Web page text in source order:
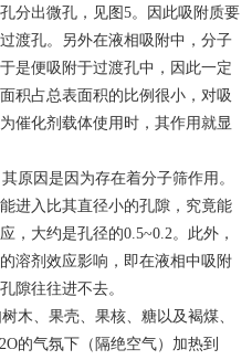
分出微孔，见图5。因此吸附质要
渡孔。另外在液相吸附中，分子
是便吸附于过渡孔中，因此一定
积占总表面积的比例很小，对吸
催化剂载体使用时，其作用就显
原因是因为存在着分子筛作用。
进入比其直径小的孔隙，究竟能
，大约是孔径的0.5~0.2。此外，
溶剂效应影响，即在液相中吸附
隙往往进不去。
木、果壳、果核、糖以及褐煤、
的气氛下（隔绝空气）加热到